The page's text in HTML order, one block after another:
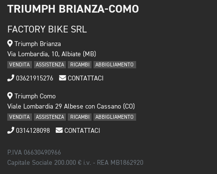
TRIUMPH BRIANZA-COMO
FACTORY BIKE SRL
Triumph Brianza
Via Lombardia, 10, Albiate (MB)
VENDITA ASSISTENZA RICAMBI ABBIGLIAMENTO
03621915276 CONTATTACI
Triumph Como
Viale Lombardia 29 Albese con Cassano (CO)
VENDITA ASSISTENZA RICAMBI ABBIGLIAMENTO
0314128098 CONTATTACI
P.IVA 06630490966
Capitale Sociale 200.000 € i.v. - REA MB1862920